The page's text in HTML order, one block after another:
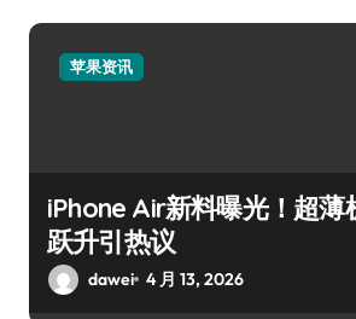
苹果资讯
iPhone Air新料曝光！超薄
跃升引热议
dawei 4 月 13, 2026